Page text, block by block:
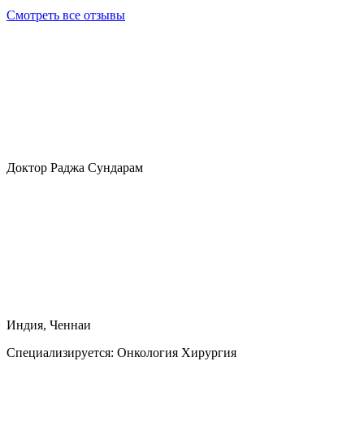
Смотреть все отзывы
Доктор Раджа Сундарам
Индия, Ченнаи
Специализируется: Онкология Хирургия